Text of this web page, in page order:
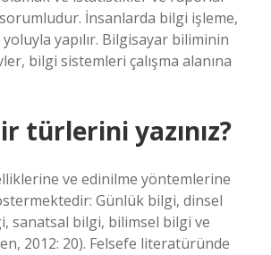
İnsanlarda bilgi işleme,
yapılır. Bilgisayar biliminin
bilgi sistemleri çalışma alanına
türlerini yazınız?
ve edinilme yöntemlerine
Günlük bilgi, dinsel
sanatsal bilgi, bilimsel bilgi ve
2012: 20). Felsefe literatüründe